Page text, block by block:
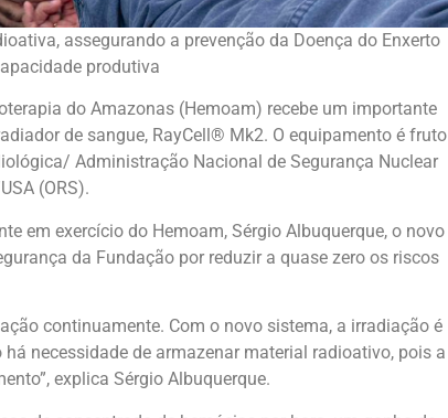
assegurando a prevenção da Doença do Enxerto
produtiva
do Amazonas (Hemoam) recebe um importante
de sangue, RayCell®️ Mk2. O equipamento é fruto
Administração Nacional de Segurança Nuclear
(ORS).
em exercício do Hemoam, Sérgio Albuquerque, o novo
da Fundação por reduzir a quase zero os riscos
continuamente. Com o novo sistema, a irradiação é
necessidade de armazenar material radioativo, pois a
explica Sérgio Albuquerque.